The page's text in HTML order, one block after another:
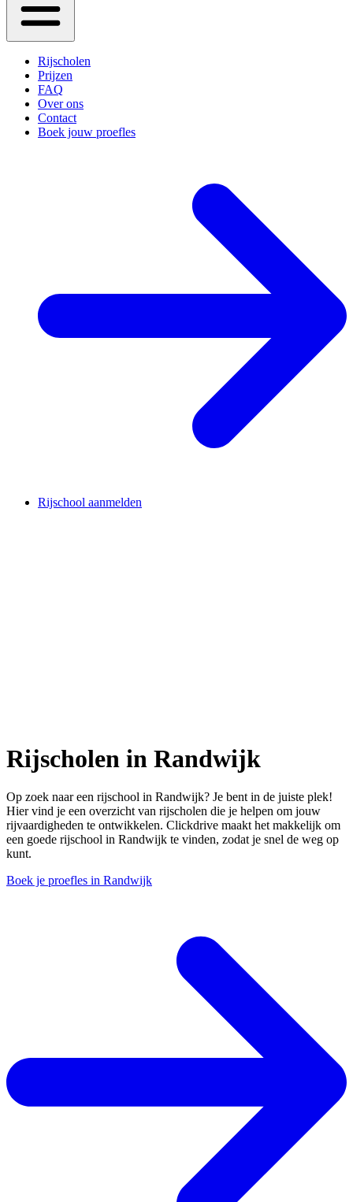
Rijscholen
Prijzen
FAQ
Over ons
Contact
Boek jouw proefles
Rijschool aanmelden
Rijscholen in Randwijk
Op zoek naar een rijschool in Randwijk? Je bent in de juiste plek!
Hier vind je een overzicht van rijscholen die je helpen om jouw
rijvaardigheden te ontwikkelen. Clickdrive maakt het makkelijk om
een goede rijschool in Randwijk te vinden, zodat je snel de weg op
kunt.
Boek je proefles in Randwijk